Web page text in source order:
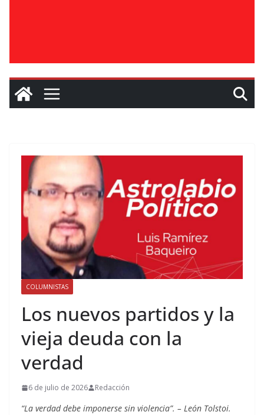
COLUMNISTAS
Los nuevos partidos y la
vieja deuda con la
verdad
6 de julio de 2026 Redacción
“La verdad debe imponerse sin violencia”. – León Tolstoi.